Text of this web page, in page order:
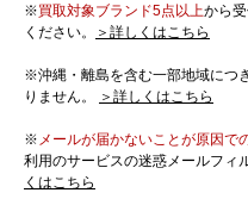
※買取対象ブランド5点以上から
ください。
＞詳しくはこちら
※沖縄・離島を含む一部地域につ
りません。
＞詳しくはこちら
※ メールが届かないことが原因で
利用のサービスの迷惑メールフィ
くはこちら